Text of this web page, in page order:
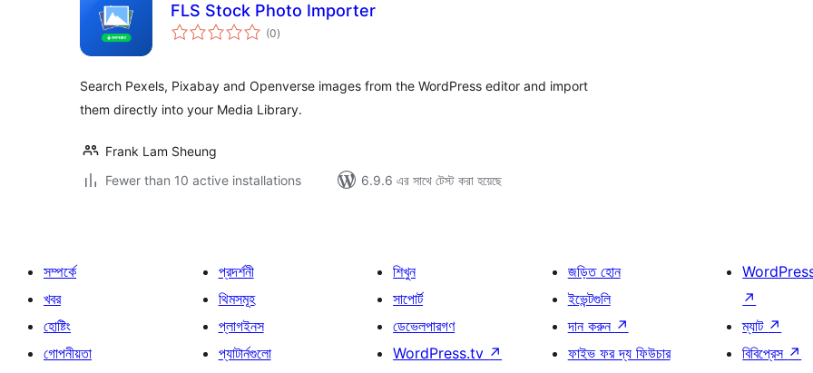
FLS Stock Photo Importer
(0total
ratings
)
Search Pexels, Pixabay and Openverse images from the WordPress editor and import
them directly into your Media Library.
Frank Lam Sheung
Fewer than 10 active installations
6.9.6 এর সাথে টেস্ট করা হয়েছে
সম্পর্কে
খবর
হোষ্টিং
গোপনীয়তা
প্রদর্শনী
থিমসমূহ
প্লাগইনস
প্যাটার্নগুলো
শিখুন
সাপোর্ট
ডেভেলপারগণ
WordPress.tv ↗
জড়িত হোন
ইভেন্টগুলি
দান করুন ↗
ফাইভ ফর দ্য ফিউচার
↗
ম্যাট ↗
বিবিপ্রেস ↗